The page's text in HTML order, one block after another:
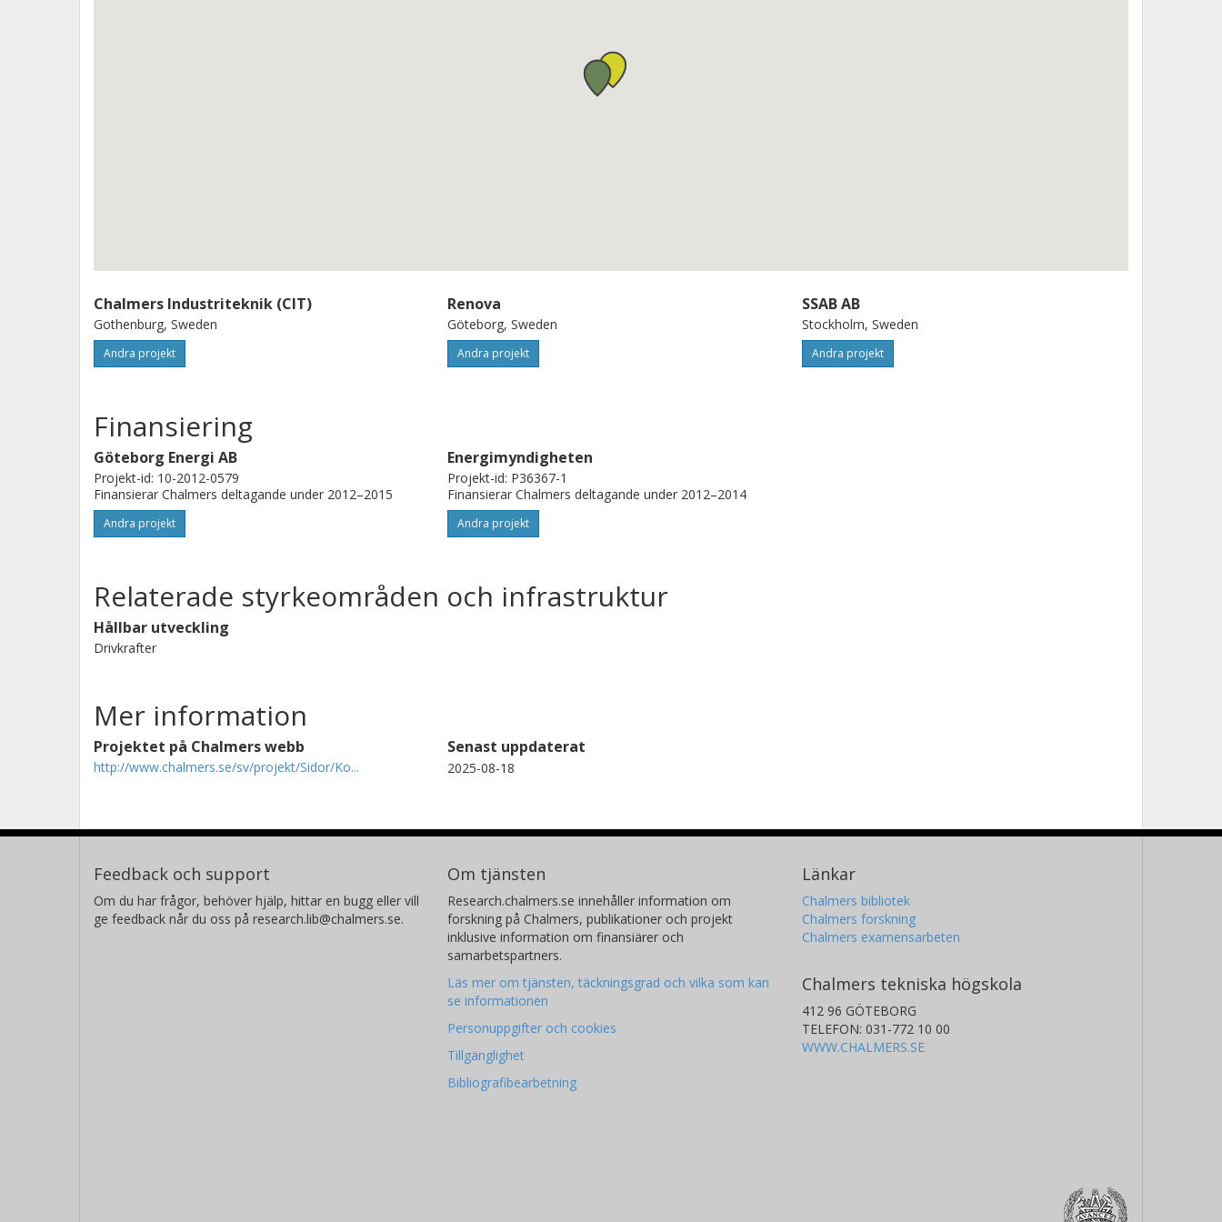
Chalmers Industriteknik (CIT)
Gothenburg, Sweden
Andra projekt
Renova
Göteborg, Sweden
Andra projekt
SSAB AB
Stockholm, Sweden
Andra projekt
Finansiering
Göteborg Energi AB
Projekt-id: 10-2012-0579
Finansierar Chalmers deltagande under 2012–2015
Andra projekt
Energimyndigheten
Projekt-id: P36367-1
Finansierar Chalmers deltagande under 2012–2014
Andra projekt
Relaterade styrkeområden och infrastruktur
Hållbar utveckling
Drivkrafter
Mer information
Projektet på Chalmers webb
http://www.chalmers.se/sv/projekt/Sidor/Ko...
Senast uppdaterat
2025-08-18
Feedback och support
Om du har frågor, behöver hjälp, hittar en bugg eller vill
ge feedback når du oss på research.lib@chalmers.se.
Om tjänsten
Research.chalmers.se innehåller information om
forskning på Chalmers, publikationer och projekt
inklusive information om finansiärer och
samarbetspartners.
Läs mer om tjänsten, täckningsgrad och vilka som kan
se informationen
Personuppgifter och cookies
Tillgänglighet
Bibliografibearbetning
Länkar
Chalmers bibliotek
Chalmers forskning
Chalmers examensarbeten
Chalmers tekniska högskola
412 96 GÖTEBORG
TELEFON: 031-772 10 00
WWW.CHALMERS.SE